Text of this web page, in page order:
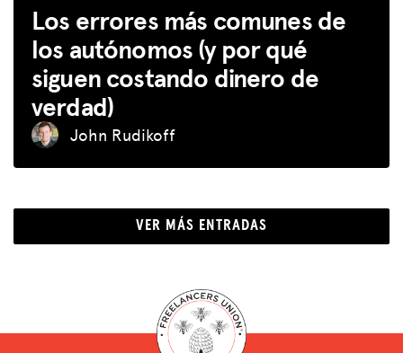
Los errores más comunes de
los autónomos (y por qué
siguen costando dinero de
verdad)
John Rudikoff
VER MÁS ENTRADAS